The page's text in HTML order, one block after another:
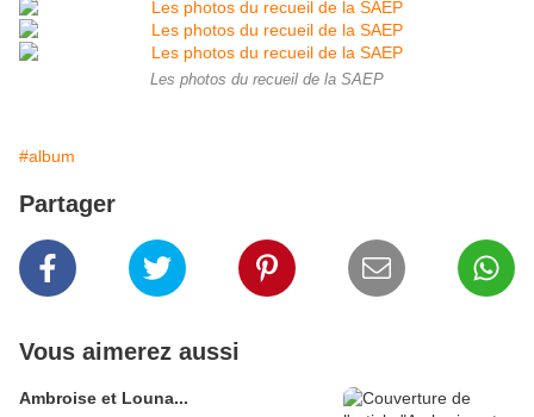
Les photos du recueil de la SAEP
#album
Partager
Vous aimerez aussi
Ambroise et Louna...